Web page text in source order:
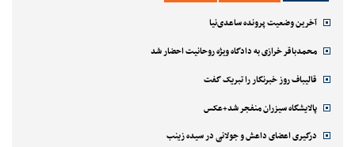
آخرین وضعیت پرونده ساعدی‌نیا
محمدباقر خرازی به دادگاه ویژه روحانیت احضار شد
قالیباف روز خبرنگار را تبریک گفت
پالایشگاه سیزران منفجر شد+عکس
درگیری اعضای داعش و جولانی در سیده زینب